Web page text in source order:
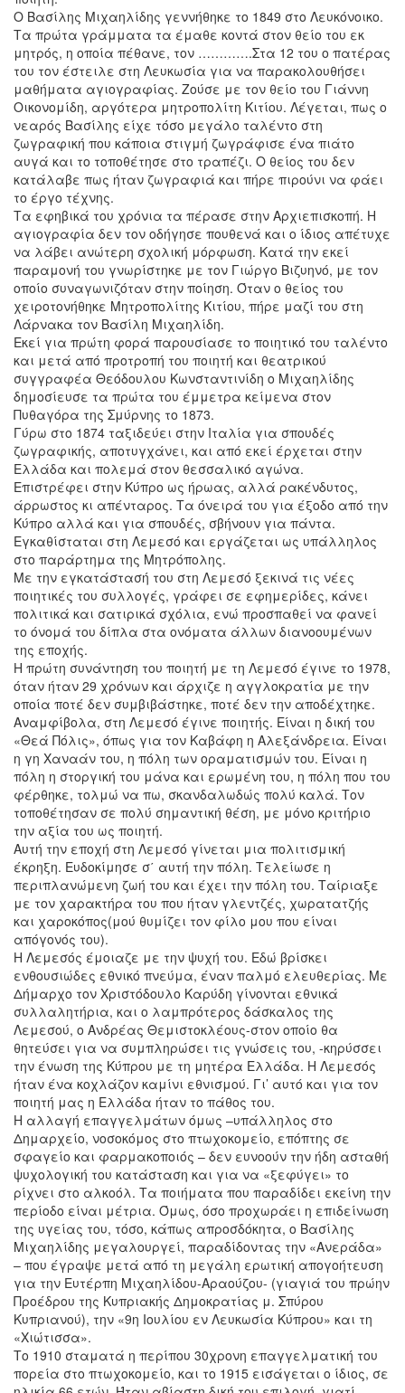
Ο Βασίλης Μιχαηλίδης γεννήθηκε το 1849 στο Λευκόνοικο.
Τα πρώτα γράμματα τα έμαθε κοντά στον θείο του εκ
μητρός, η οποία πέθανε, τον ………….Στα 12 του ο πατέρας
του τον έστειλε στη Λευκωσία για να παρακολουθήσει
μαθήματα αγιογραφίας. Ζούσε με τον θείο του Γιάννη
Οικονομίδη, αργότερα μητροπολίτη Κιτίου. Λέγεται, πως ο
νεαρός Βασίλης είχε τόσο μεγάλο ταλέντο στη
ζωγραφική που κάποια στιγμή ζωγράφισε ένα πιάτο
αυγά και το τοποθέτησε στο τραπέζι. Ο θείος του δεν
κατάλαβε πως ήταν ζωγραφιά και πήρε πιρούνι να φάει
το έργο τέχνης.
Τα εφηβικά του χρόνια τα πέρασε στην Αρχιεπισκοπή. Η
αγιογραφία δεν τον οδήγησε πουθενά και ο ίδιος απέτυχε
να λάβει ανώτερη σχολική μόρφωση. Κατά την εκεί
παραμονή του γνωρίστηκε με τον Γιώργο Βιζυηνό, με τον
οποίο συναγωνιζόταν στην ποίηση. Όταν ο θείος του
χειροτονήθηκε Μητροπολίτης Κιτίου, πήρε μαζί του στη
Λάρνακα τον Βασίλη Μιχαηλίδη.
Εκεί για πρώτη φορά παρουσίασε το ποιητικό του ταλέντο
και μετά από προτροπή του ποιητή και θεατρικού
συγγραφέα Θεόδουλου Κωνσταντινίδη ο Μιχαηλίδης
δημοσίευσε τα πρώτα του έμμετρα κείμενα στον
Πυθαγόρα της Σμύρνης το 1873.
Γύρω στο 1874 ταξιδεύει στην Ιταλία για σπουδές
ζωγραφικής, αποτυγχάνει, και από εκεί έρχεται στην
Ελλάδα και πολεμά στον θεσσαλικό αγώνα.
Επιστρέφει στην Κύπρο ως ήρωας, αλλά ρακένδυτος,
άρρωστος κι απένταρος. Τα όνειρά του για έξοδο από την
Κύπρο αλλά και για σπουδές, σβήνουν για πάντα.
Εγκαθίσταται στη Λεμεσό και εργάζεται ως υπάλληλος
στο παράρτημα της Μητρόπολης.
Με την εγκατάστασή του στη Λεμεσό ξεκινά τις νέες
ποιητικές του συλλογές, γράφει σε εφημερίδες, κάνει
πολιτικά και σατιρικά σχόλια, ενώ προσπαθεί να φανεί
το όνομά του δίπλα στα ονόματα άλλων διανοουμένων
της εποχής.
Η πρώτη συνάντηση του ποιητή με τη Λεμεσό έγινε το 1978,
όταν ήταν 29 χρόνων και άρχιζε η αγγλοκρατία με την
οποία ποτέ δεν συμβιβάστηκε, ποτέ δεν την αποδέχτηκε.
Αναμφίβολα, στη Λεμεσό έγινε ποιητής. Είναι η δική του
«Θεά Πόλις», όπως για τον Καβάφη η Αλεξάνδρεια. Είναι
η γη Χαναάν του, η πόλη των οραματισμών του. Είναι η
πόλη η στοργική του μάνα και ερωμένη του, η πόλη που του
φέρθηκε, τολμώ να πω, σκανδαλωδώς πολύ καλά. Τον
τοποθέτησαν σε πολύ σημαντική θέση, με μόνο κριτήριο
την αξία του ως ποιητή.
Αυτή την εποχή στη Λεμεσό γίνεται μια πολιτισμική
έκρηξη. Ευδοκίμησε σ΄ αυτή την πόλη. Τελείωσε η
περιπλανώμενη ζωή του και έχει την πόλη του. Ταίριαξε
με τον χαρακτήρα του που ήταν γλεντζές, χωρατατζής
και χαροκόπος(μού θυμίζει τον φίλο μου που είναι
απόγονός του).
Η Λεμεσός έμοιαζε με την ψυχή του. Εδώ βρίσκει
ενθουσιώδες εθνικό πνεύμα, έναν παλμό ελευθερίας. Με
Δήμαρχο τον Χριστόδουλο Καρύδη γίνονται εθνικά
συλλαλητήρια, και ο λαμπρότερος δάσκαλος της
Λεμεσού, ο Ανδρέας Θεμιστοκλέους-στον οποίο θα
θητεύσει για να συμπληρώσει τις γνώσεις του, -κηρύσσει
την ένωση της Κύπρου με τη μητέρα Ελλάδα. Η Λεμεσός
ήταν ένα κοχλάζον καμίνι εθνισμού. Γι’ αυτό και για τον
ποιητή μας η Ελλάδα ήταν το πάθος του.
Η αλλαγή επαγγελμάτων όμως –υπάλληλος στο
Δημαρχείο, νοσοκόμος στο πτωχοκομείο, επόπτης σε
σφαγείο και φαρμακοποιός – δεν ευνοούν την ήδη ασταθή
ψυχολογική του κατάσταση και για να «ξεφύγει» το
ρίχνει στο αλκοόλ. Τα ποιήματα που παραδίδει εκείνη την
περίοδο είναι μέτρια. Όμως, όσο προχωράει η επιδείνωση
της υγείας του, τόσο, κάπως απροσδόκητα, ο Βασίλης
Μιχαηλίδης μεγαλουργεί, παραδίδοντας την «Ανεράδα»
– που έγραψε μετά από τη μεγάλη ερωτική απογοήτευση
για την Ευτέρπη Μιχαηλίδου-Αραούζου- (γιαγιά του πρώην
Προέδρου της Κυπριακής Δημοκρατίας μ. Σπύρου
Κυπριανού), την «9η Ιουλίου εν Λευκωσία Κύπρου» και τη
«Χιώτισσα».
Το 1910 σταματά η περίπου 30χρονη επαγγελματική του
πορεία στο πτωχοκομείο, και το 1915 εισάγεται ο ίδιος, σε